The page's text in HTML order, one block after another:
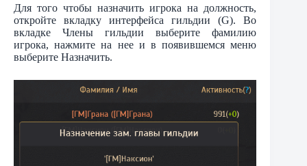
Для того чтобы назначить игрока на должность,
откройте вкладку интерфейса гильдии (G). Во
вкладке Члены гильдии выберите фамилию
игрока, нажмите на нее и в появившемся меню
выберите Назначить.